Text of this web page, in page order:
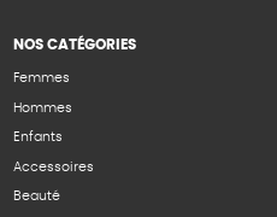
NOS CATÉGORIES
Femmes
Hommes
Enfants
Accessoires
Beauté